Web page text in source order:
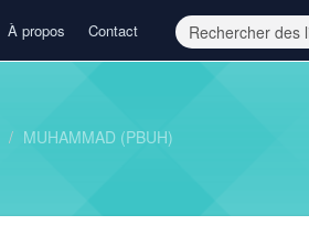
À propos Contact
MUHAMMAD (PBUH)